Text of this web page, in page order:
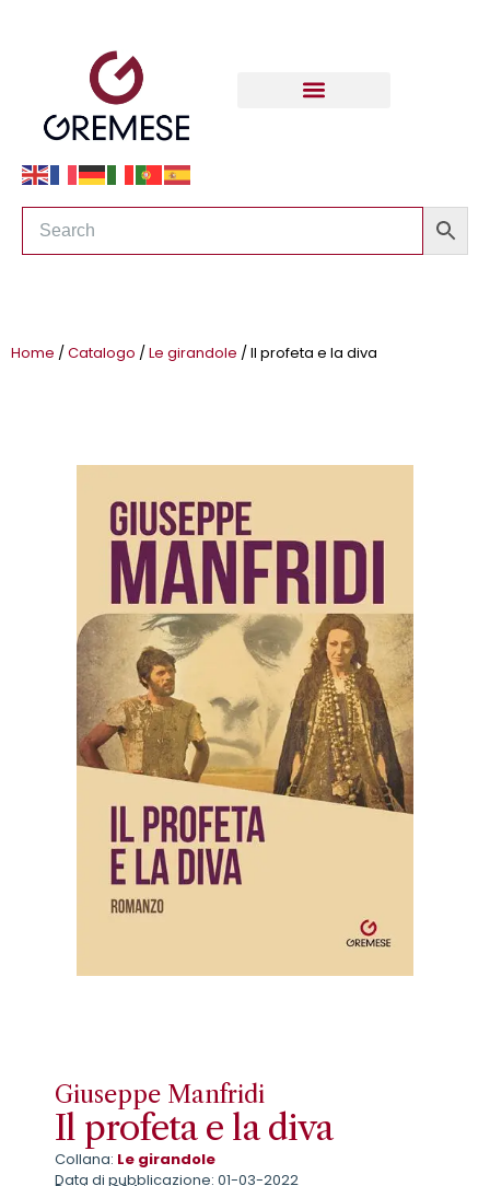
Home /Catalogo /Le girandole / Il profeta e la diva
Giuseppe Manfridi
Il profeta e la diva
Collana: Le girandole
Data di pubblicazione: 01-03-2022